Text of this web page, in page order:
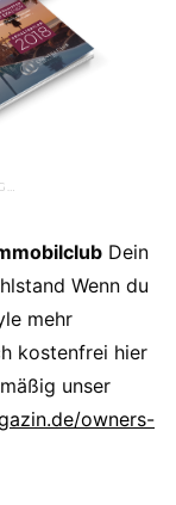
Dein
Wenn du
mehr
kostenfrei hier
unser
owners-